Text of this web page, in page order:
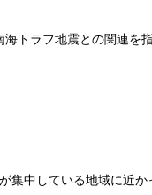
トラフ地震との関連を
集中している地域に近か